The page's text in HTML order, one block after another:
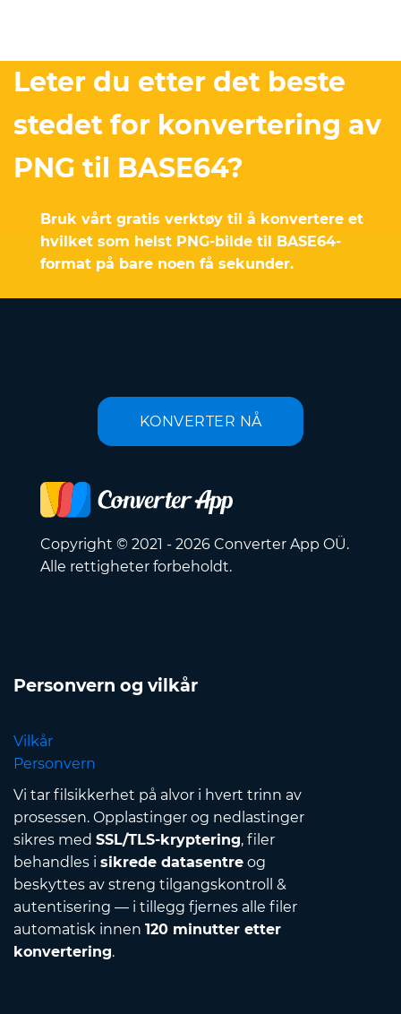
Leter du etter det beste
stedet for konvertering av
PNG til BASE64?
Bruk vårt gratis verktøy til å konvertere et
hvilket som helst PNG-bilde til BASE64-
format på bare noen få sekunder.
KONVERTER NÅ
Copyright © 2021 - 2026 Converter App OÜ.
Alle rettigheter forbeholdt.
Personvern og vilkår
Vilkår
Personvern
Vi tar filsikkerhet på alvor i hvert trinn av
prosessen. Opplastinger og nedlastinger
sikres med SSL/TLS-kryptering, filer
behandles i sikrede datasentre og
beskyttes av streng tilgangskontroll &
autentisering — i tillegg fjernes alle filer
automatisk innen 120 minutter etter
konvertering.